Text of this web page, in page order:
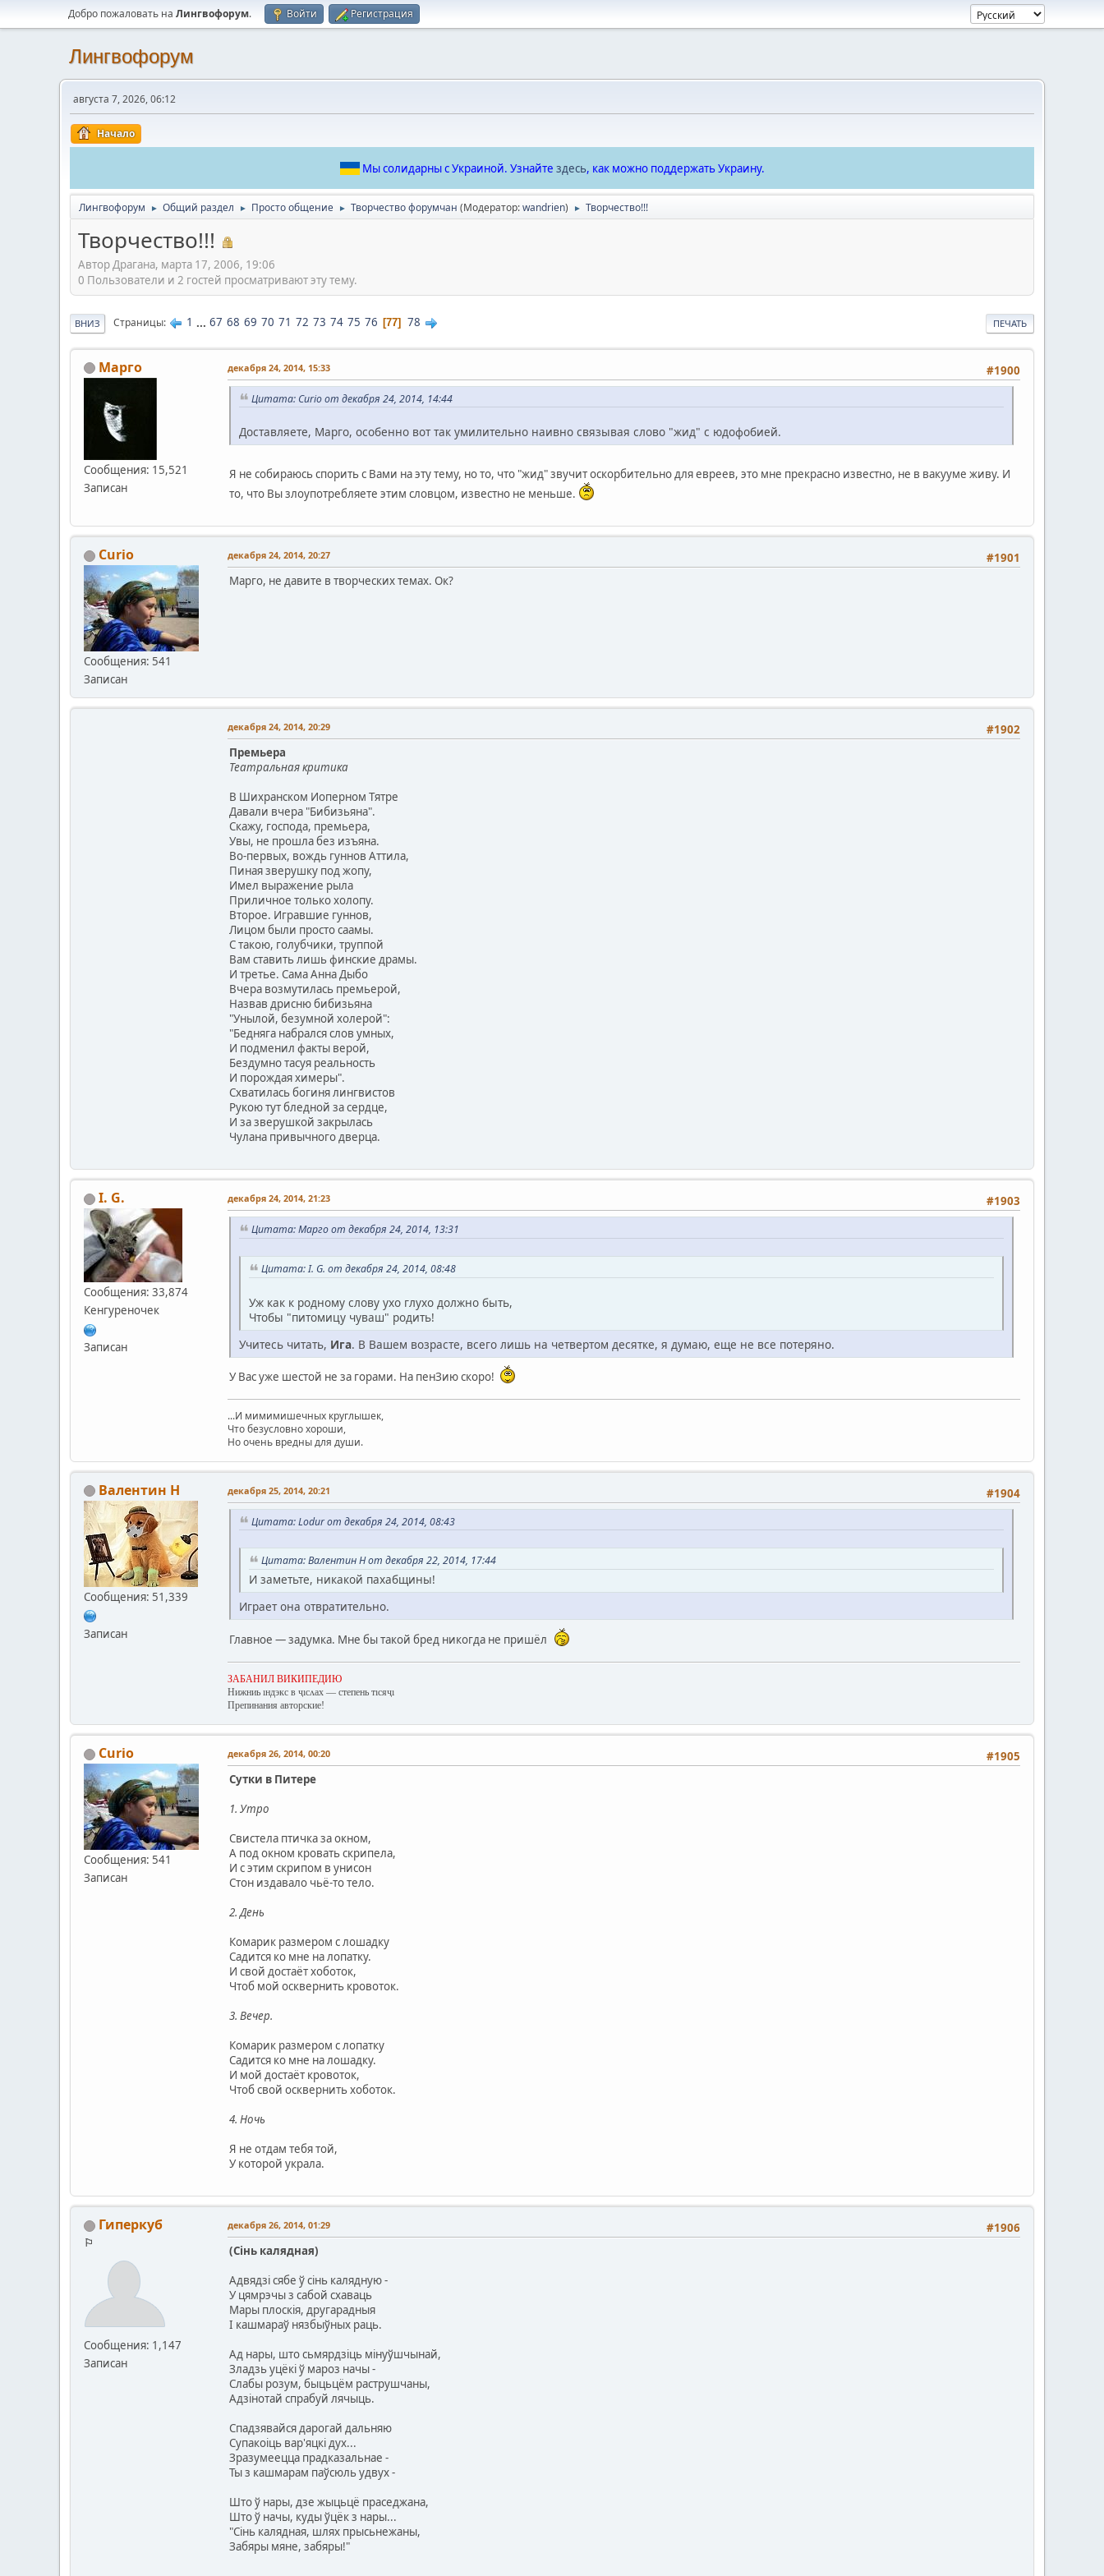
Добро пожаловать на Лингвофорум. Войти Регистрация
Лингвофорум
августа 7, 2026, 06:12
Начало
Мы солидарны с Украиной. Узнайте здесь, как можно поддержать Украину.
Лингвофорум ► Общий раздел ► Просто общение ► Творчество форумчан (Модератор:wandrien) ► Творчество!!!
Творчество!!!
Автор Драгана, марта 17, 2006, 19:06
0 Пользователи и 2 гостей просматривают эту тему.
ПЕЧАТЬ
ВНИЗ Страницы 1 ... 67 68 69 70 71 72 73 74 75 76 77 78
Марго
Сообщения: 15,521
Записан
#1900
декабря 24, 2014, 15:33
Цитата: Curio от декабря 24, 2014, 14:44
Доставляете, Марго, особенно вот так умилительно наивно связывая слово "жид" с юдофобией.
Я не собираюсь спорить с Вами на эту тему, но то, что "жид" звучит оскорбительно для евреев, это мне прекрасно известно, не в вакууме живу. И
то, что Вы злоупотребляете этим словцом, известно не меньше.
Curio
Сообщения: 541
Записан
#1901
декабря 24, 2014, 20:27
Марго, не давите в творческих темах. Ок?
#1902
декабря 24, 2014, 20:29
Премьера
Театральная критика
В Шихранском Иоперном Тятре
Давали вчера "Бибизьяна".
Скажу, господа, премьера,
Увы, не прошла без изъяна.
Во-первых, вождь гуннов Аттила,
Пиная зверушку под жопу,
Имел выражение рыла
Приличное только холопу.
Второе. Игравшие гуннов,
Лицом были просто саамы.
С такою, голубчики, труппой
Вам ставить лишь финские драмы.
И третье. Сама Анна Дыбо
Вчера возмутилась премьерой,
Назвав дрисню бибизьяна
"Унылой, безумной холерой":
"Бедняга набрался слов умных,
И подменил факты верой,
Бездумно тасуя реальность
И порождая химеры".
Схватилась богиня лингвистов
Рукою тут бледной за сердце,
И за зверушкой закрылась
Чулана привычного дверца.
I. G.
Сообщения: 33,874
Кенгуреночек
Записан
#1903
декабря 24, 2014, 21:23
Цитата: Марго от декабря 24, 2014, 13:31
Цитата: I. G. от декабря 24, 2014, 08:48
Уж как к родному слову ухо глухо должно быть,
Чтобы "питомицу чуваш" родить!
Учитесь читать, Ига. В Вашем возрасте, всего лишь на четвертом десятке, я думаю, еще не все потеряно.
У Вас уже шестой не за горами. На пенЗию скоро!
...И мимимишечных круглышек,
Что безусловно хороши,
Но очень вредны для души.
Валентин Н
Сообщения: 51,339
Записан
#1904
декабря 25, 2014, 20:21
Цитата: Lodur от декабря 24, 2014, 08:43
Цитата: Валентин Н от декабря 22, 2014, 17:44
И заметьте, никакой пахабщины!
Играет она отвратительно.
Главное — задумка. Мне бы такой бред никогда не пришёл
ЗАБАНИЛ ВИКИПЕДИЮ
Нижниь ıндэкс в ҷıсʌах — степень тıсяҷı
Препинания авторские!
Curio
Сообщения: 541
Записан
#1905
декабря 26, 2014, 00:20
Сутки в Питере
1. Утро
Свистела птичка за окном,
А под окном кровать скрипела,
И с этим скрипом в унисон
Стон издавало чьё-то тело.
2. День
Комарик размером с лошадку
Садится ко мне на лопатку.
И свой достаёт хоботок,
Чтоб мой осквернить кровоток.
3. Вечер.
Комарик размером с лопатку
Садится ко мне на лошадку.
И мой достаёт кровоток,
Чтоб свой осквернить хоботок.
4. Ночь
Я не отдам тебя той,
У которой украла.
Гиперкуб
⚐
Сообщения: 1,147
Записан
#1906
декабря 26, 2014, 01:29
(Сінь калядная)
Адвядзі сябе ў сінь калядную -
У цямрэчы з сабой схаваць
Мары плоскія, другарадныя
І кашмараў нязбыўных раць.
Ад нары, што сьмярдзіць мінуўшчынай,
Зладзь уцёкі ў мароз начы -
Слабы розум, быцьцём раструшчаны,
Адзінотай спрабуй лячыць.
Спадзявайся дарогай дальняю
Супакоіць вар'яцкі дух...
Зразумеецца прадказальнае -
Ты з кашмарам паўсюль удвух -
Што ў нары, дзе жыцьцё праседжана,
Што ў начы, куды ўцёк з нары...
"Сінь калядная, шлях прысьнежаны,
Забяры мяне, забяры!"